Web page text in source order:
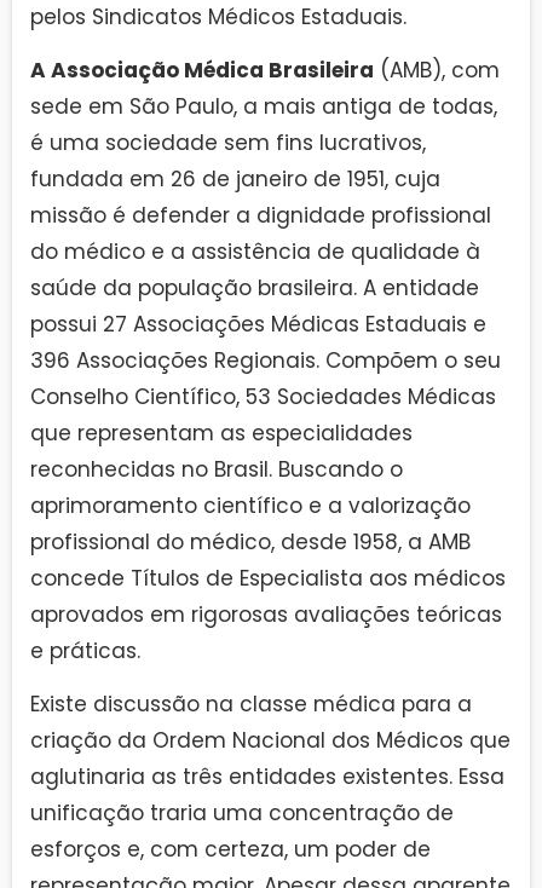
pelos Sindicatos Médicos Estaduais.
A Associação Médica Brasileira (AMB), com
sede em São Paulo, a mais antiga de todas,
é uma sociedade sem fins lucrativos,
fundada em 26 de janeiro de 1951, cuja
missão é defender a dignidade profissional
do médico e a assistência de qualidade à
saúde da população brasileira. A entidade
possui 27 Associações Médicas Estaduais e
396 Associações Regionais. Compõem o seu
Conselho Científico, 53 Sociedades Médicas
que representam as especialidades
reconhecidas no Brasil. Buscando o
aprimoramento científico e a valorização
profissional do médico, desde 1958, a AMB
concede Títulos de Especialista aos médicos
aprovados em rigorosas avaliações teóricas
e práticas.
Existe discussão na classe médica para a
criação da Ordem Nacional dos Médicos que
aglutinaria as três entidades existentes. Essa
unificação traria uma concentração de
esforços e, com certeza, um poder de